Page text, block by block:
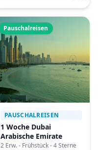
Pauschalreisen
PAUSCHALREISEN
1 Woche Dubai
Arabische Emirate
2 Erw. - Frühstück - 4 Sterne